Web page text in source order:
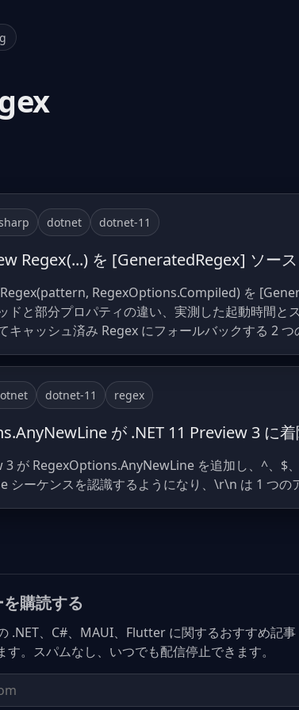
dotnet dotnet-11
Regex(...) を [GeneratedRegex] ソー
RegexOptions.Compiled) を
ドと部分プロパティの違い、実測した起動時間と
キャッシュ済み Regex にフォールバックする 2 つ
dotnet-11 regex
が .NET 11 Preview 3 に
3 が RegexOptions.AnyNewLine を追加し、^、$
シーケンスを認識するようになり、\r\n は 1 つの
購読する
.NET、C#、MAUI、Flutter に関するおすすめ記事
す。スパムなし、いつでも配信停止できます。